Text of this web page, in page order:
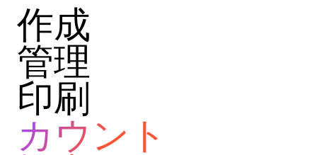
作成
管理
印刷
カウント